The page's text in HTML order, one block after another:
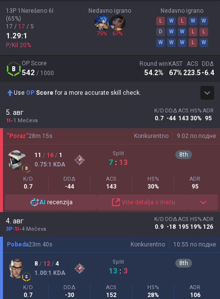
13P 1Nerešeno 6I
(65%)
17 / 17 / 5
1.29:1
P/Kil 20%
Nedavno igrano
75% 67%
Nedavno igrano
L W L W
W
D
W W L
L
W
W W L W
OP Score
542 / 1000
Round win
54.2%
KAST
67%
ACS
223.5
DDΔ
-6.4
Use OP Score for a more accurate skill check.
5. авг
1I 1 Mečeva
K/D
0.7
DDΔ
-44
ACS
143
HS%
30%
ADR
95
Konkurentno 9:02 по подне
"Poraz"28m 15s
11 / 16 / 1
0.75:1 KDA
Split
7 : 13
8th
K/D
0.7
DDΔ
-44
ACS
143
HS%
30%
ADR
95
AI recenzija Više detalja o meču
4. авг
3P-1I 4 Mečeva
K/D
0.9
DDΔ
-18
ACS
195
HS%
19%
ADR
126
Konkurentno 10:55 по подне
Pobeda23m 40s
8 / 12 / 4
1.00:1 KDA
Split
13 : 3
8th
K/D
0.7
DDΔ
-30
ACS
152
HS%
28%
ADR
106